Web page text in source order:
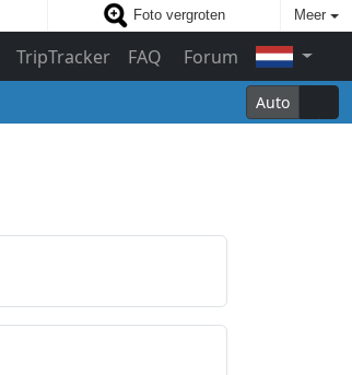
Foto vergroten Meer
TripTracker FAQ
Forum
Auto